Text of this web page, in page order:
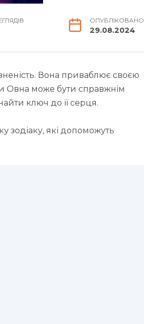
ОПУБЛІКОВАНО
29.08.2024
Вона приваблює своєю
Овна може бути справжнім
ключ до її серця.
зодіаку, які допоможуть